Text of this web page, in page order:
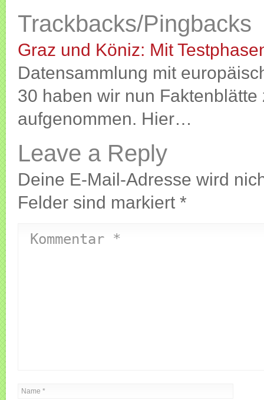
Trackbacks/Pingbacks
Graz und Köniz: Mit
Datensammlung mit
30 haben wir nun
aufgenommen. Hier…
Leave a Reply
Deine E-Mail-Adresse wird
Felder sind markiert *